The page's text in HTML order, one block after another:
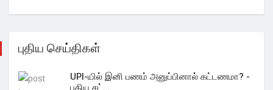
புதிய செய்திகள்
UPI-யில் இனி பணம் அனுப்பினால் கட்டணமா? -